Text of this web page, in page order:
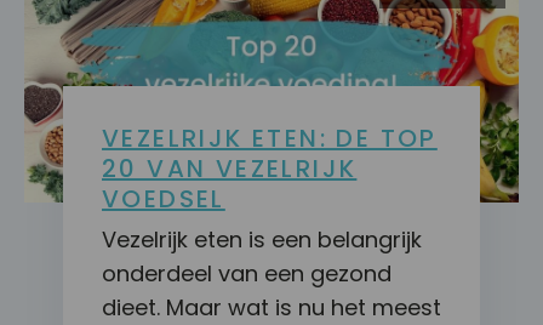
VEZELRIJK ETEN: DE TOP
20 VAN VEZELRIJK
VOEDSEL
Vezelrijk eten is een belangrijk
onderdeel van een gezond
dieet. Maar wat is nu het meest